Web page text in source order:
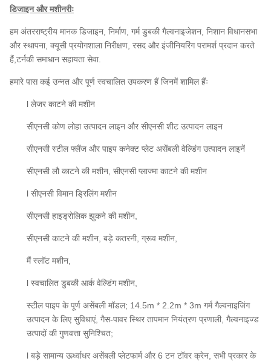
डिजाइन और मशीनरीः
हम अंतरराष्ट्रीय मानक डिजाइन, निर्माण, गर्म डुबकी गैल्वनाइजेशन, निशान विधानसभा
और स्थापना, क्यूसी प्रयोगशाला निरीक्षण, रसद और इंजीनियरिंग परामर्श प्रदान करते
हैं,टर्नकी समाधान सहायता सेवा.
हमारे पास कई उन्नत और पूर्ण स्वचालित उपकरण हैं जिनमें शामिल हैंः
l लेजर काटने की मशीन
सीएनसी कोण लोहा उत्पादन लाइन और सीएनसी शीट उत्पादन लाइन
सीएनसी स्टील फ्लैंज और पाइप कनेक्ट प्लेट असेंबली वेल्डिंग उत्पादन लाइनें
सीएनसी लौ काटने की मशीन, सीएनसी प्लाज्मा काटने की मशीन
l सीएनसी विमान ड्रिलिंग मशीन
सीएनसी हाइड्रोलिक झुकने की मशीन,
सीएनसी काटने की मशीन, बड़े कतरनी, ग्रूव मशीन,
मैं स्लॉट मशीन,
l स्वचालित डुबकी आर्क वेल्डिंग मशीन,
स्टील पाइप के पूर्ण असेंबली मॉडल; 14.5m * 2.2m * 3m गर्म गैल्वनाइजिंग
उत्पादन के लिए सुविधाएं, गैस-पावर स्थिर तापमान नियंत्रण प्रणाली, गैल्वनाइज्ड
उत्पादों की गुणवत्ता सुनिश्चित;
l बड़े सामान्य ऊर्ध्वाधर असेंबली प्लेटफार्म और 6 टन टॉवर क्रेन, सभी प्रकार के